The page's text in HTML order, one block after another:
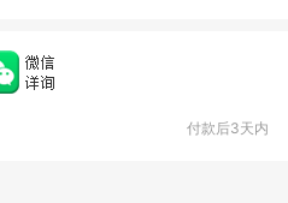
付款后3天内